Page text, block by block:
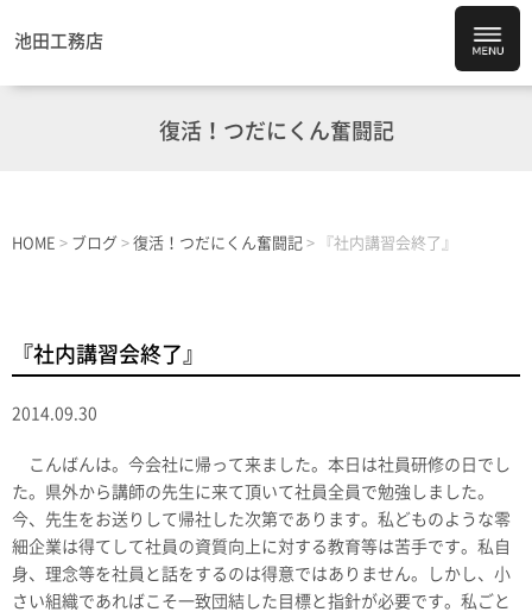
池田工務店
復活！つだにくん奮闘記
HOME > ブログ > 復活！つだにくん奮闘記 > 『社内講習会終了』
『社内講習会終了』
2014.09.30
こんばんは。今会社に帰って来ました。本日は社員研修の日でし
た。県外から講師の先生に来て頂いて社員全員で勉強しました。
今、先生をお送りして帰社した次第であります。私どものような零
細企業は得てして社員の資質向上に対する教育等は苦手です。私自
身、理念等を社員と話をするのは得意ではありません。しかし、小
さい組織であればこそ一致団結した目標と指針が必要です。私ごと